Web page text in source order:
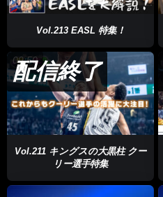
Vol.213 EASL 特集！
09:50
配信終了
Vol.211 キングスの大黒柱 クー
リー選手特集